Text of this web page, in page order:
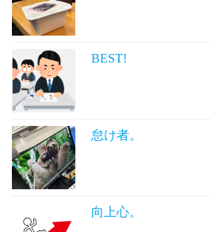
BEST!
怠け者。
向上心。